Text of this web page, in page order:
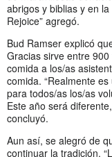
abrigos y biblias y en
Rejoice” agregó.
Bud Ramser explicó
Gracias sirve entre
comida a los/as
comida. “Realmente
para todos/as los/as
Este año será
concluyó.
Aun así, se alegró de
continuar la tradición.